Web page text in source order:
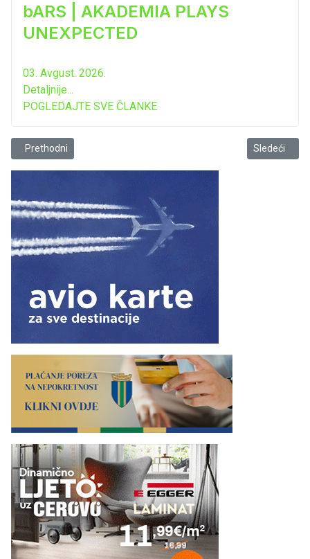
bARS | AKADEMIA PLAYS
UNEXPECTED
03. Avgust. 2026.
Detaljnije...
POGLEDAJTE SVE ČLANKE
Prethodni članak: Andrea spremna za Montevizuju
Prethodni Sledeći
Sledeći